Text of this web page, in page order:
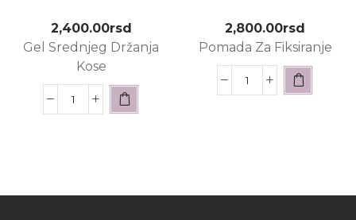
2,400.00rsd
Gel Srednjeg Držanja
Kose
2,800.00rsd
Pomada Za Fiksiranje